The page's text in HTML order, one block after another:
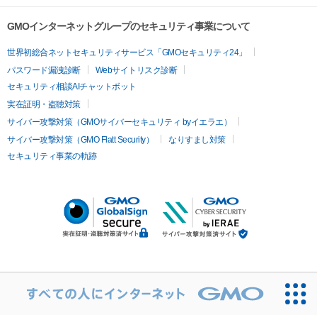
GMOインターネットグループのセキュリティ事業について
世界初総合ネットセキュリティサービス「GMOセキュリティ24」
パスワード漏洩診断
Webサイトリスク診断
セキュリティ相談AIチャットボット
実在証明・盗聴対策
サイバー攻撃対策（GMOサイバーセキュリティ byイエラエ）
サイバー攻撃対策（GMO Flatt Security）
なりすまし対策
セキュリティ事業の軌跡